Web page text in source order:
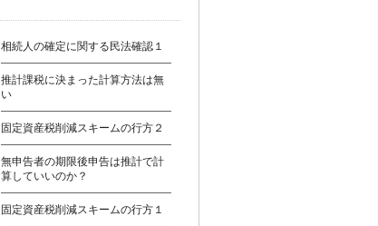
相続人の確定に関する民法確認１
推計課税に決まった計算方法は無
い
固定資産税削減スキームの行方２
無申告者の期限後申告は推計で計
算していいのか？
固定資産税削減スキームの行方１